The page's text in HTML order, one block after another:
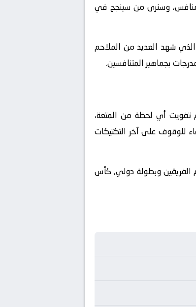
وسنرى من سينجح في
شهد العديد من الملاحم
بجماهير المتنافسين.
السعودية. ولضمان عدم تفويت أي لحظة من المتعة،
للوقوف على آخر التكتيكات
الفريقين وبطولة دولي, كأس